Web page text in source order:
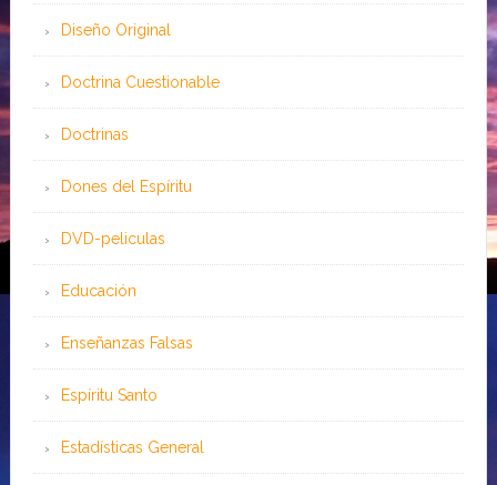
Diseño Original
Doctrina Cuestionable
Doctrinas
Dones del Espíritu
DVD-peliculas
Educación
Enseñanzas Falsas
Espíritu Santo
Estadísticas General